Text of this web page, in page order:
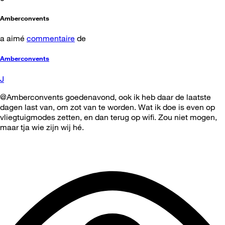
Amberconvents
a aimé commentaire de
Amberconvents
J
@Amberconvents goedenavond, ook ik heb daar de laatste
dagen last van, om zot van te worden. Wat ik doe is even op
vliegtuigmodes zetten, en dan terug op wifi. Zou niet mogen,
maar tja wie zijn wij hé.